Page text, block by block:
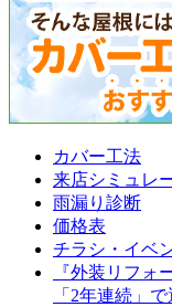
カバー工法
来店シミュレ
雨漏り診断
価格表
チラシ・イベ
『外装リフォ
「2年連続」